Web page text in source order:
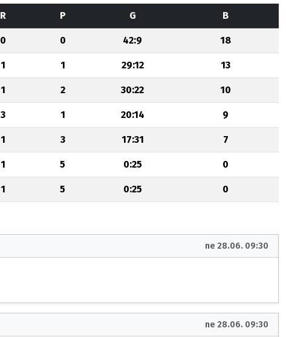
R P G B
0 0 42:9 18
1 1 29:12 13
1 2 30:22 10
3 1 20:14 9
1 3 17:31 7
1 5 0:25 0
1 5 0:25 0
ne 28.06. 09:30
ne 28.06. 09:30